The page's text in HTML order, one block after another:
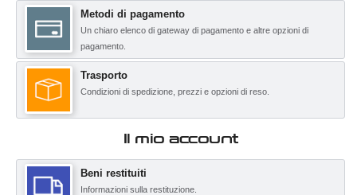
Metodi di pagamento
Un chiaro elenco di gateway di pagamento e altre opzioni di
pagamento.
Trasporto
Condizioni di spedizione, prezzi e opzioni di reso.
Il mio account
Beni restituiti
Informazioni sulla restituzione.